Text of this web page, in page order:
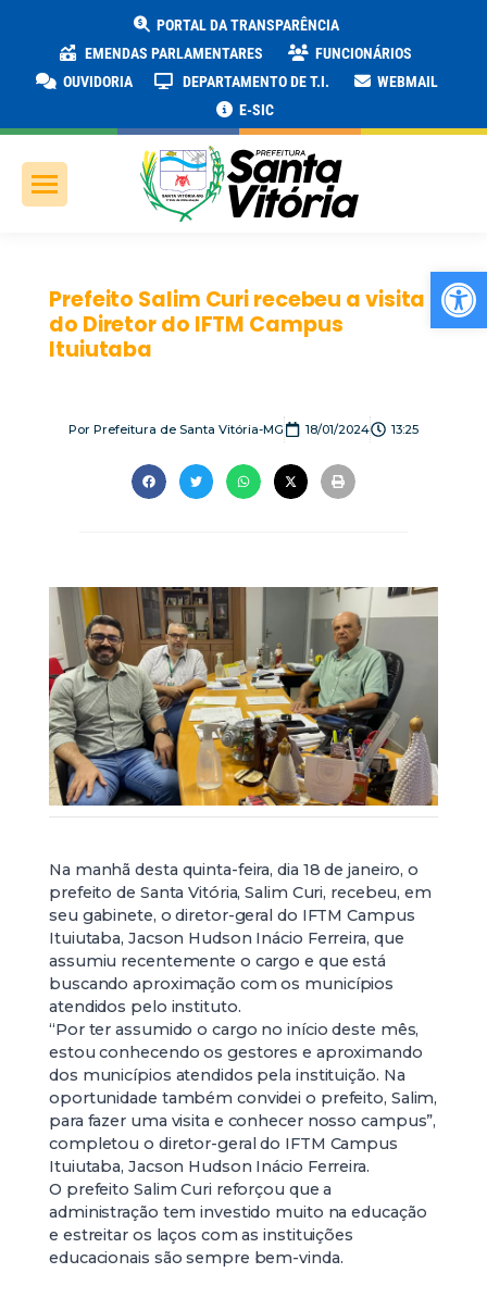
PORTAL DA TRANSPARÊNCIA
EMENDAS PARLAMENTARES
FUNCIONÁRIOS
OUVIDORIA
DEPARTAMENTO DE T.I.
WEBMAIL
E-SIC
Prefeito Salim Curi recebeu a visita
do Diretor do IFTM Campus
Ituiutaba
Por Prefeitura de Santa Vitória-MG 18/01/2024 13:25
Na manhã desta quinta-feira, dia 18 de janeiro, o
prefeito de Santa Vitória, Salim Curi, recebeu, em
seu gabinete, o diretor-geral do IFTM Campus
Ituiutaba, Jacson Hudson Inácio Ferreira, que
assumiu recentemente o cargo e que está
buscando aproximação com os municípios
atendidos pelo instituto.
“Por ter assumido o cargo no início deste mês,
estou conhecendo os gestores e aproximando
dos municípios atendidos pela instituição. Na
oportunidade também convidei o prefeito, Salim,
para fazer uma visita e conhecer nosso campus”,
completou o diretor-geral do IFTM Campus
Ituiutaba, Jacson Hudson Inácio Ferreira.
O prefeito Salim Curi reforçou que a
administração tem investido muito na educação
e estreitar os laços com as instituições
educacionais são sempre bem-vinda.